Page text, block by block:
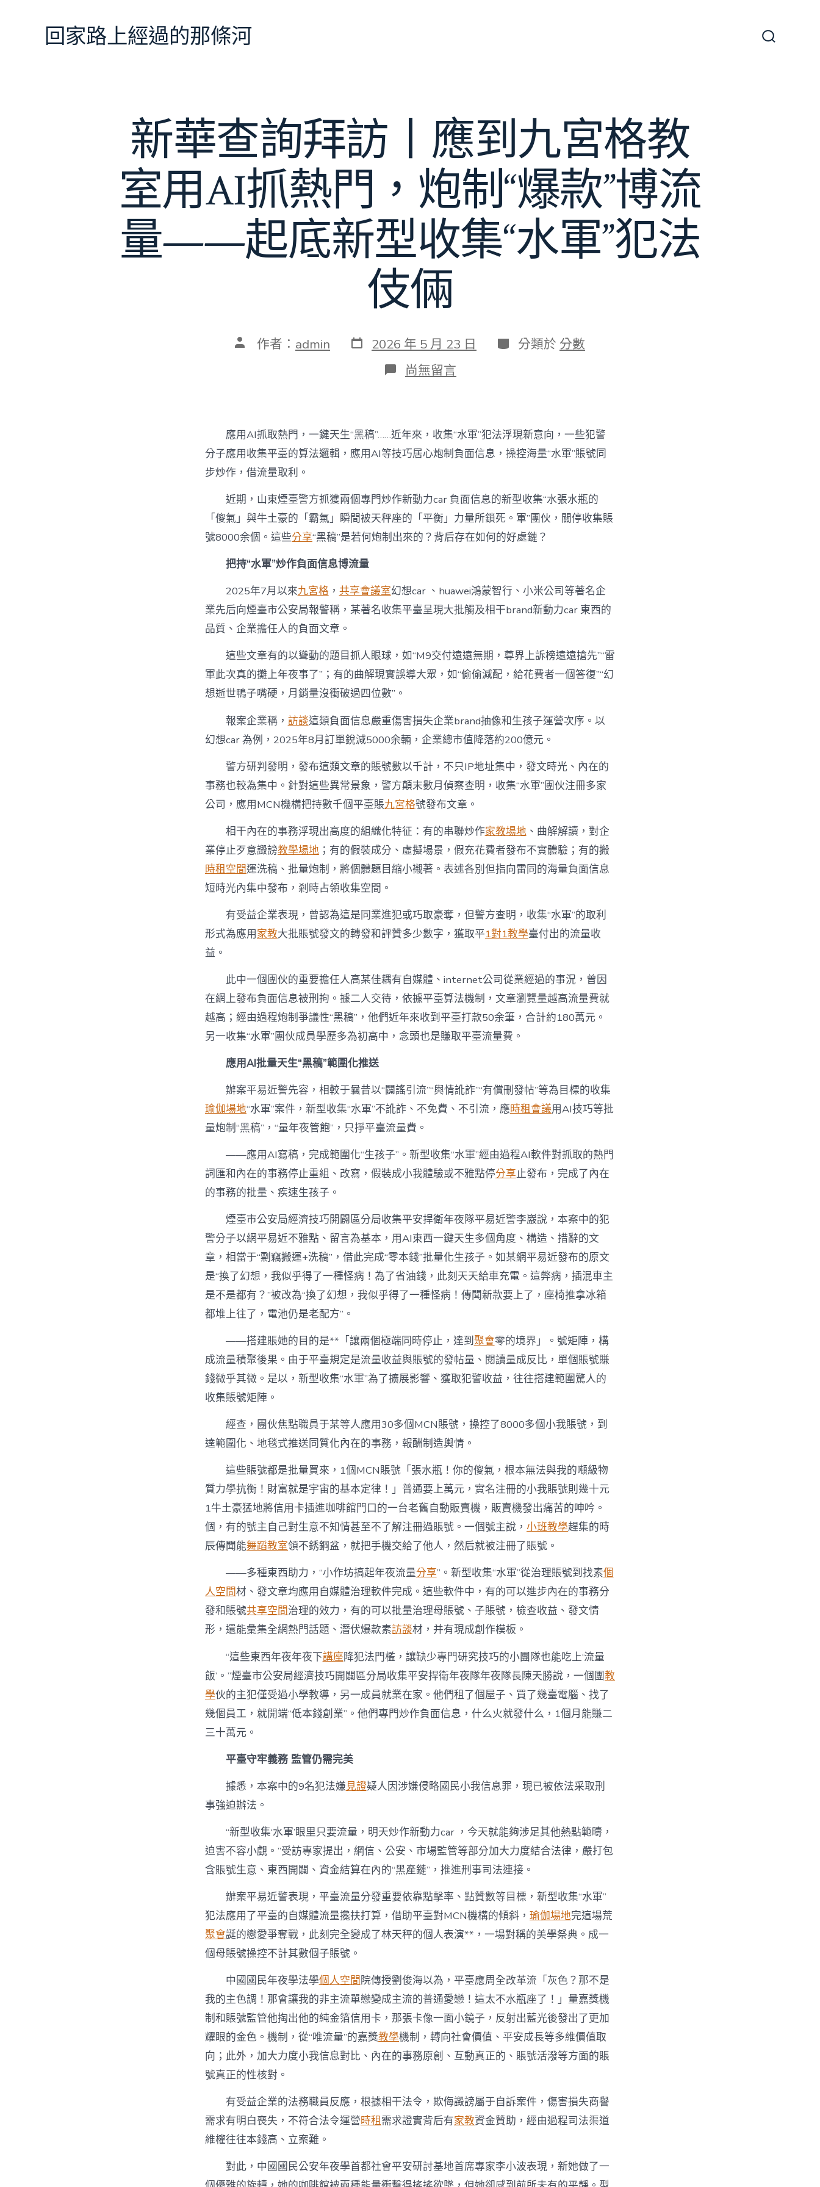
回家路上經過的那條河
新華查詢拜訪丨應到九宮格教
室用AI抓熱門，炮制“爆款”博流
量——起底新型收集“水軍”犯法
伎倆
文 作者： admin 發
表
2026 年 5 月 23 日 分
類
分類於 分數
在
〈新
拜
訪
丨
九
宮
格
教
室
熱
門，
炮
款”
博
流
起
底
新
型
收
集
“水
軍”
犯
伎
倆〉
中
尚無留言
應用AI抓取熱門，一鍵天生“黑稿”……近年來，收集“水軍”犯法浮現新意向，一些犯警
分子應用收集平臺的算法邏輯，應用AI等技巧居心炮制負面信息，操控海量“水軍”賬號同
步炒作，借流量取利。
近期，山東煙臺警方抓獲兩個專門炒作新動力car 負面信息的新型收集“水張水瓶的
「傻氣」與牛土豪的「霸氣」瞬間被天秤座的「平衡」力量所鎖死。軍”團伙，關停收集賬
號8000余個。這些分享“黑稿”是若何炮制出來的？背后存在如何的好處鏈？
把持“水軍”炒作負面信息博流量
2025年7月以來九宮格， 共享會議室幻想car 、huawei鴻蒙智行、小米公司等著名企
業先后向煙臺市公安局報警稱，某著名收集平臺呈現大批觸及相干brand新動力car 東西的
品質、企業擔任人的負面文章。
這些文章有的以聳動的題目抓人眼球，如“M9交付遠遠無期，尊界上訴榜遠遠搶先”“雷
軍此次真的攤上年夜事了”；有的曲解現實誤導大眾，如“偷偷減配，給花費者一個答復”“幻
想逝世鴨子嘴硬，月銷量沒衝破過四位數”。
報案企業稱， 訪談這類負面信息嚴重傷害損失企業brand抽像和生孩子運營次序。以
幻想car 為例，2025年8月訂單銳減5000余輛，企業總市值降落約200億元。
警方研判發明，發布這類文章的賬號數以千計，不只IP地址集中，發文時光、內在的
事務也較為集中。針對這些異常景象，警方顛末數月偵察查明，收集“水軍”團伙注冊多家
公司，應用MCN機構把持數千個平臺賬九宮格號發布文章。
相干內在的事務浮現出高度的組織化特征：有的串聯炒作家教場地、曲解解讀，對企
業停止歹意譭謗教學場地 ；有的假裝成分、虛擬場景，假充花費者發布不實體驗；有的搬
時租空間運洗稿、批量炮制，將個體題目縮小襯著。表述各別但指向雷同的海量負面信息
短時光內集中發布，剎時占領收集空間。
有受益企業表現，曾認為這是同業進犯或巧取豪奪，但警方查明，收集“水軍”的取利
形式為應用家教大批賬號發文的轉發和評贊多少數字，獲取平1對1教學臺付出的流量收
益。
此中一個團伙的重要擔任人高某佳耦有自媒體、internet公司從業經過的事況，曾因
在網上發布負面信息被刑拘。據二人交待，依據平臺算法機制，文章瀏覽量越高流量費就
越高；經由過程炮制爭議性“黑稿”，他們近年來收到平臺打款50余筆，合計約180萬元。
另一收集“水軍”團伙成員學歷多為初高中，念頭也是賺取平臺流量費。
應用AI批量天生“黑稿”範圍化推送
辦案平易近警先容，相較于曩昔以“闢謠引流”“輿情訛詐”“有償刪發帖”等為目標的收集
瑜伽場地“水軍”案件，新型收集“水軍”不訛詐、不免費、不引流，應時租會議用AI技巧等批
量炮制“黑稿”，“量年夜管飽”，只掙平臺流量費。
——應用AI寫稿，完成範圍化“生孩子”。新型收集“水軍”經由過程AI軟件對抓取的熱門
詞匯和內在的事務停止重組、改寫，假裝成小我體驗或不雅點停分享止發布，完成了內在
的事務的批量、疾速生孩子。
煙臺市公安局經濟技巧開闢區分局收集平安捍衛年夜隊平易近警李巖說，本案中的犯
警分子以網平易近不雅點、留言為基本，用AI東西一鍵天生多個角度、構造、措辭的文
章，相當于“剽竊搬運+洗稿”，借此完成“零本錢”批量化生孩子。如某網平易近發布的原文
是“換了幻想，我似乎得了一種怪病！為了省油錢，此刻天天給車充電。這弊病，插混車主
是不是都有？”被改為“換了幻想，我似乎得了一種怪病！傳聞新款要上了，座椅推拿冰箱
都堆上往了，電池仍是老配方”。
——搭建賬她的目的是**「讓兩個極端同時停止，達到聚會零的境界」。號矩陣，構
成流量積聚後果。由于平臺規定是流量收益與賬號的發帖量、閱讀量成反比，單個賬號賺
錢微乎其微。是以，新型收集“水軍”為了擴展影響、獲取犯警收益，往往搭建範圍驚人的
收集賬號矩陣。
經查，團伙焦點職員于某等人應用30多個MCN賬號，操控了8000多個小我賬號，到
達範圍化、地毯式推送同質化內在的事務，報酬制造輿情。
這些賬號都是批量買來，1個MCN賬號「張水瓶！你的傻氣，根本無法與我的噸級物
質力學抗衡！財富就是宇宙的基本定律！」普通要上萬元，實名注冊的小我賬號則幾十元
1牛土豪猛地將信用卡插進咖啡館門口的一台老舊自動販賣機，販賣機發出痛苦的呻吟。
個，有的號主自己對生意不知情甚至不了解注冊過賬號。一個號主說， 小班教學趕集的時
辰傳聞能舞蹈教室領不銹鋼盆，就把手機交給了他人，然后就被注冊了賬號。
——多種東西助力，“小作坊搞起年夜流量分享”。新型收集“水軍”從治理賬號到找素個
人空間材、發文章均應用自媒體治理軟件完成。這些軟件中，有的可以進步內在的事務分
發和賬號共享空間治理的效力，有的可以批量治理母賬號、子賬號，檢查收益、發文情
形，還能彙集全網熱門話題、潛伏爆款素訪談材，并有現成創作模板。
“這些東西年夜年夜下講座降犯法門檻，讓缺少專門研究技巧的小團隊也能吃上‘流量
飯’。”煙臺市公安局經濟技巧開闢區分局收集平安捍衛年夜隊年夜隊長陳天勝說，一個團教
學伙的主犯僅受過小學教導，另一成員就業在家。他們租了個屋子、買了幾臺電腦、找了
幾個員工，就開端“低本錢創業”。他們專門炒作負面信息，什么火就發什么，1個月能賺二
三十萬元。
平臺守牢義務 監管仍需完美
據悉，本案中的9名犯法嫌見證疑人因涉嫌侵略國民小我信息罪，現已被依法采取刑
事強迫辦法。
“新型收集‘水軍’眼里只要流量，明天炒作新動力car ，今天就能夠涉足其他熱點範疇，
迫害不容小覷。”受訪專家提出，網信、公安、市場監管等部分加大力度結合法律，嚴打包
含賬號生意、東西開闢、資金結算在內的“黑產鏈”，推進刑事司法連接。
辦案平易近警表現，平臺流量分發重要依靠點擊率、點贊數等目標，新型收集“水軍”
犯法應用了平臺的自媒體流量攙扶打算，借助平臺對MCN機構的傾斜， 瑜伽場地完這場荒
聚會誕的戀愛爭奪戰，此刻完全變成了林天秤的個人表演**，一場對稱的美學祭典。成一
個母賬號操控不計其數個子賬號。
中國國民年夜學法學個人空間 院傳授劉俊海以為，平臺應周全改革流「灰色？那不是
我的主色調！那會讓我的非主流單戀變成主流的普通愛戀！這太不水瓶座了！」量嘉獎機
制和賬號監管他掏出他的純金箔信用卡，那張卡像一面小鏡子，反射出藍光後發出了更加
耀眼的金色。機制，從“唯流量”的嘉獎教學機制，轉向社會價值、平安成長等多維價值取
向；此外，加大力度小我信息對比、內在的事務原創、互動真正的、賬號活潑等方面的賬
號真正的性核對。
有受益企業的法務職員反應，根據相干法令，欺侮譭謗屬于自訴案件，傷害損失商譽
需求有明白喪失，不符合法令運營時租需求證實背后有家教資金贊助，經由過程司法渠道
維權往往本錢高、立案難。
對此，中國國民公安年夜學首都社會平安研討基地首席專家李小波表現，新她做了一